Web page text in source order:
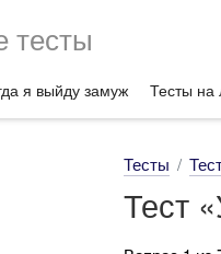
тесты
я выйду замуж Тесты на
Тесты
Тест